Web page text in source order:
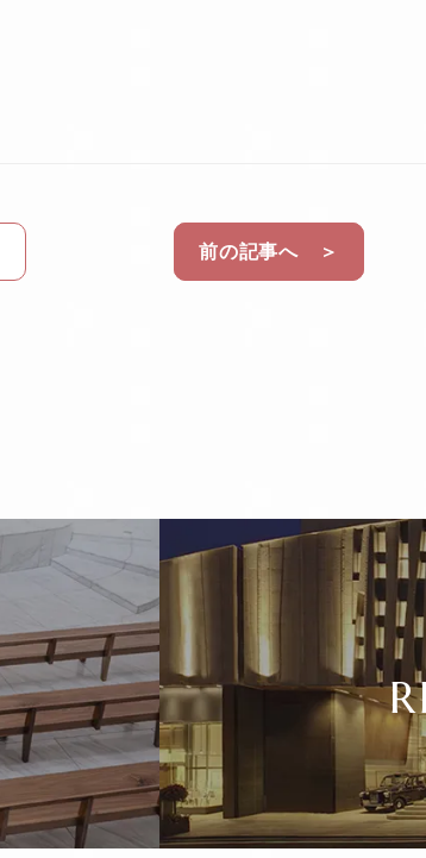
前の記事へ ＞